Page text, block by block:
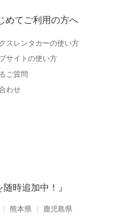
めてご利用の方へ
スレンタカーの使い方
サイトの使い方
ご質問
わせ
随時追加中！』
熊本県 鹿児島県